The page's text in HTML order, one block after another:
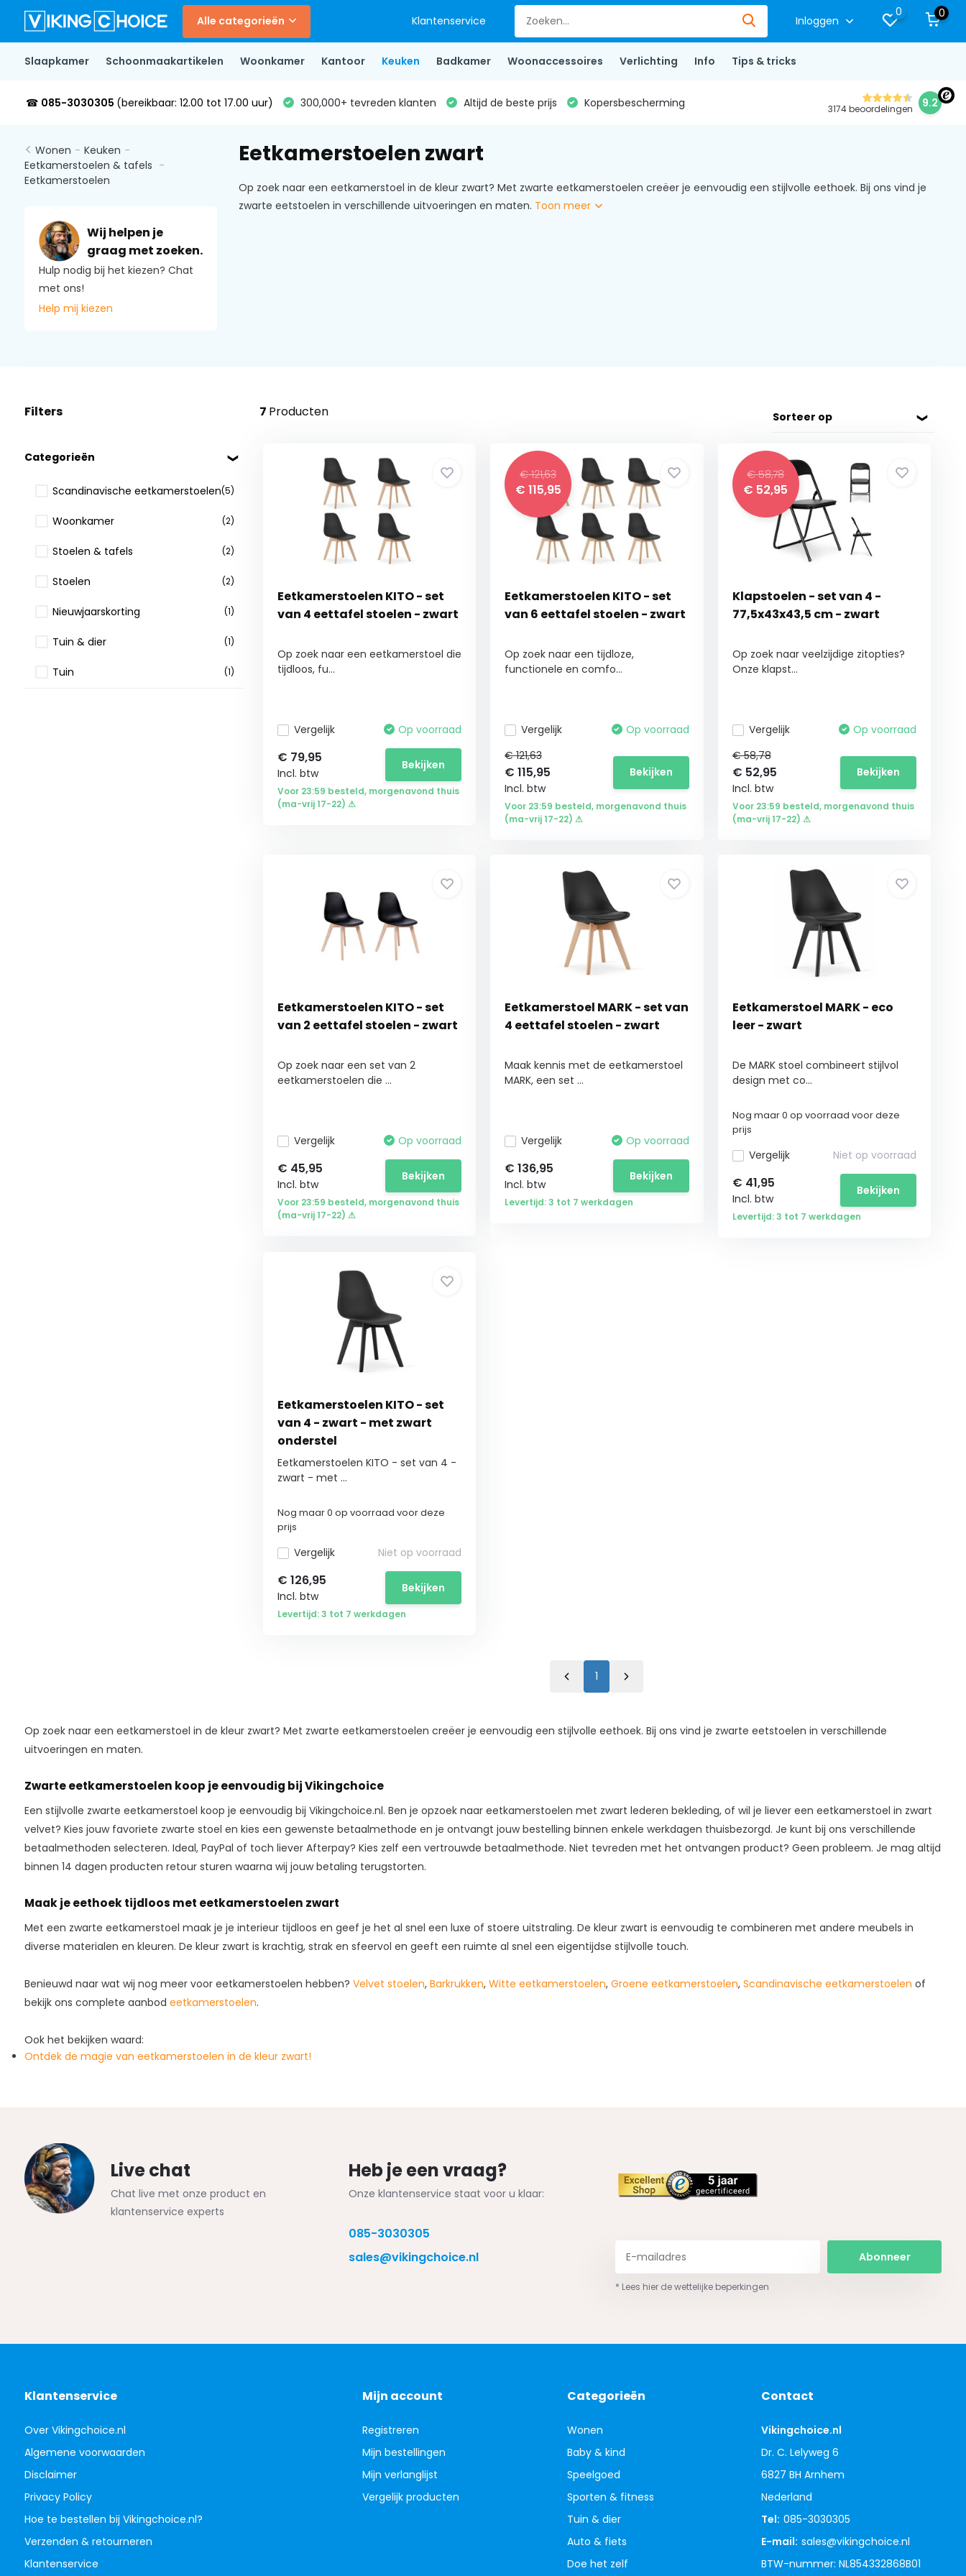
Alle categorieën Klantenservice Inloggen
0 0
Slaapkamer Schoonmaakartikelen Woonkamer Kantoor Keuken Badkamer Woonaccessoires Verlichting Info Tips & tricks
☎ 085-3030305 (bereikbaar: 12.00 tot 17.00 uur) 300,000+ tevreden klanten Altijd de beste prijs Kopersbescherming 3174 beoordelingen 9.2
Wonen - Keuken -
Eetkamerstoelen & tafels -
Eetkamerstoelen
Wij helpen je
graag met zoeken.
Hulp nodig bij het kiezen? Chat
met ons!
Help mij kiezen
Eetkamerstoelen zwart
Op zoek naar een eetkamerstoel in de kleur zwart? Met zwarte eetkamerstoelen creëer je eenvoudig een stijlvolle eethoek. Bij ons vind je
zwarte eetstoelen in verschillende uitvoeringen en maten. Toon meer
Filters
Categorieën
Scandinavische eetkamerstoelen(5)
Woonkamer (2)
Stoelen & tafels (2)
Stoelen (2)
Nieuwjaarskorting (1)
Tuin & dier (1)
Tuin (1)
7 Producten Sorteer op
Eetkamerstoelen KITO - set
van 4 eettafel stoelen - zwart
Op zoek naar een eetkamerstoel die
tijdloos, fu...
Vergelijk Op voorraad
€ 79,95
Incl. btw
Bekijken
Voor 23:59 besteld, morgenavond thuis
(ma-vrij 17-22) ⚠
€ 121,63
€ 115,95
Eetkamerstoelen KITO - set
van 6 eettafel stoelen - zwart
Op zoek naar een tijdloze,
functionele en comfo...
Vergelijk
Op voorraad
€ 121,63
€ 115,95
Incl. btw
Bekijken
Voor 23:59 besteld, morgenavond thuis
(ma-vrij 17-22) ⚠
€ 58,78
€ 52,95
Klapstoelen - set van 4 -
77,5x43x43,5 cm - zwart
Op zoek naar veelzijdige zitopties?
Onze klapst...
Vergelijk
Op voorraad
€ 58,78
€ 52,95
Incl. btw
Bekijken
Voor 23:59 besteld, morgenavond thuis
(ma-vrij 17-22) ⚠
Eetkamerstoelen KITO - set
van 2 eettafel stoelen - zwart
Op zoek naar een set van 2
eetkamerstoelen die ...
Vergelijk Op voorraad
€ 45,95
Incl. btw
Bekijken
Voor 23:59 besteld, morgenavond thuis
(ma-vrij 17-22) ⚠
Eetkamerstoel MARK - set van
4 eettafel stoelen - zwart
Maak kennis met de eetkamerstoel
MARK, een set ...
Vergelijk Op voorraad
€ 136,95
Incl. btw
Bekijken
Levertijd: 3 tot 7 werkdagen
Eetkamerstoel MARK - eco
leer - zwart
De MARK stoel combineert stijlvol
design met co...
Nog maar 0 op voorraad voor deze
prijs
Vergelijk Niet op voorraad
€ 41,95
Incl. btw
Bekijken
Levertijd: 3 tot 7 werkdagen
Eetkamerstoelen KITO - set
van 4 - zwart - met zwart
onderstel
Eetkamerstoelen KITO - set van 4 -
zwart - met ...
Nog maar 0 op voorraad voor deze
prijs
Vergelijk Niet op voorraad
€ 126,95
Incl. btw
Bekijken
Levertijd: 3 tot 7 werkdagen
1
Op zoek naar een eetkamerstoel in de kleur zwart? Met zwarte eetkamerstoelen creëer je eenvoudig een stijlvolle eethoek. Bij ons vind je zwarte eetstoelen in verschillende
uitvoeringen en maten.
Zwarte eetkamerstoelen koop je eenvoudig bij Vikingchoice
Een stijlvolle zwarte eetkamerstoel koop je eenvoudig bij Vikingchoice.nl. Ben je opzoek naar eetkamerstoelen met zwart lederen bekleding, of wil je liever een eetkamerstoel in zwart
velvet? Kies jouw favoriete zwarte stoel en kies een gewenste betaalmethode en je ontvangt jouw bestelling binnen enkele werkdagen thuisbezorgd. Je kunt bij ons verschillende
betaalmethoden selecteren. Ideal, PayPal of toch liever Afterpay? Kies zelf een vertrouwde betaalmethode. Niet tevreden met het ontvangen product? Geen probleem. Je mag altijd
binnen 14 dagen producten retour sturen waarna wij jouw betaling terugstorten.
Maak je eethoek tijdloos met eetkamerstoelen zwart
Met een zwarte eetkamerstoel maak je je interieur tijdloos en geef je het al snel een luxe of stoere uitstraling. De kleur zwart is eenvoudig te combineren met andere meubels in
diverse materialen en kleuren. De kleur zwart is krachtig, strak en sfeervol en geeft een ruimte al snel een eigentijdse stijlvolle touch.
Benieuwd naar wat wij nog meer voor eetkamerstoelen hebben? Velvet stoelen, Barkrukken, Witte eetkamerstoelen, Groene eetkamerstoelen, Scandinavische eetkamerstoelen of
bekijk ons complete aanbod eetkamerstoelen.
Ook het bekijken waard:
Ontdek de magie van eetkamerstoelen in de kleur zwart!
Live chat
Chat live met onze product en
klantenservice experts
Heb je een vraag?
Onze klantenservice staat voor u klaar:
085-3030305
sales@vikingchoice.nl
Abonneer
* Lees hier de wettelijke beperkingen
Klantenservice
Over Vikingchoice.nl
Algemene voorwaarden
Disclaimer
Privacy Policy
Hoe te bestellen bij Vikingchoice.nl?
Verzenden & retourneren
Klantenservice
Mijn account
Registreren
Mijn bestellingen
Mijn verlanglijst
Vergelijk producten
Categorieën
Wonen
Baby & kind
Speelgoed
Sporten & fitness
Tuin & dier
Auto & fiets
Doe het zelf
Contact
Vikingchoice.nl
Dr. C. Lelyweg 6
6827 BH Arnhem
Nederland
Tel: 085-3030305
E-mail: sales@vikingchoice.nl
BTW-nummer: NL854332868B01